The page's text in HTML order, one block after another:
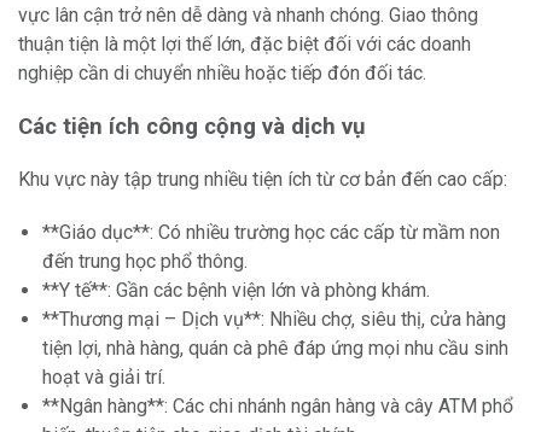
vực lân cận trở nên dễ dàng và nhanh chóng. Giao thông
thuận tiện là một lợi thế lớn, đặc biệt đối với các doanh
nghiệp cần di chuyển nhiều hoặc tiếp đón đối tác.
Các tiện ích công cộng và dịch vụ
Khu vực này tập trung nhiều tiện ích từ cơ bản đến cao cấp:
**Giáo dục**: Có nhiều trường học các cấp từ mầm non
đến trung học phổ thông.
**Y tế**: Gần các bệnh viện lớn và phòng khám.
**Thương mại – Dịch vụ**: Nhiều chợ, siêu thị, cửa hàng
tiện lợi, nhà hàng, quán cà phê đáp ứng mọi nhu cầu sinh
hoạt và giải trí.
**Ngân hàng**: Các chi nhánh ngân hàng và cây ATM phổ